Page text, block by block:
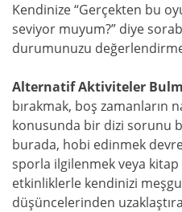
Kendinize “Gerçekten bu
seviyor muyum?” diye
durumunuzu
Alternatif Aktiviteler
bırakmak, boş zamanların
konusunda bir dizi sorunu
burada, hobi edinmek
sporla ilgilenmek veya kitap
etkinliklerle kendinizi
düşüncelerinden